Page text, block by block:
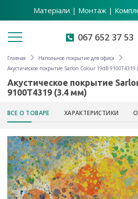
Матеріали | Монтаж |
Toggle navigation 067 652 37 53
Главная
Напольное покрытие для офиса
Акустическое покрытие Sarlon Colour 19dB
Акустическое покрытие
9100T4319 (3.4 мм)
ВСЕ О ТОВАРЕ ХАРАКТЕРИСТИКИ